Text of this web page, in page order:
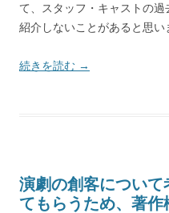
て、スタッフ・キャストの
紹介しないことがあると思い
続きを読む →
演劇の創客につい
てもらうため、著